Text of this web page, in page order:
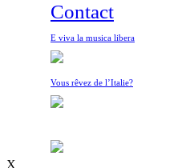
Contact
E viva la musica libera
Vous rêvez de l’Italie?
X